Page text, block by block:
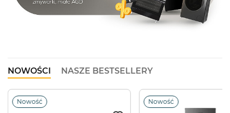
NOWOŚCI
Nowość Nowość
NASZE BESTSELLERY